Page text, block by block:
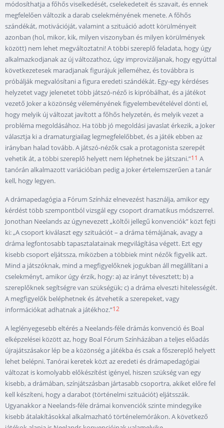
módosíthatja a főhős viselkedését, cselekedeteit és szavait, és ennek
megfelelően változik a darab cselekményének menete. A főhős
szándékát, motivációját, valamint a szituáció adott körülményeit
azonban (hol, mikor, kik, milyen viszonyban és milyen körülmények
között) nem lehet megváltoztatni! A többi szereplő feladata, hogy úgy
alkalmazkodjanak az új változathoz, úgy improvizáljanak, hogy egyúttal
következetesek maradjanak figurájuk jelleméhez, és továbbra is
próbálják megvalósítani a figura eredeti szándékát. Egy-egy kérdéses
helyzetet vagy jelenetet több játszó-néző is kipróbálhat, és a játékot
vezető Joker a közönség véleményének figyelembevételével dönti el,
hogy melyik új változat javított a főhős helyzetén, és melyik vezet a
probléma megoldásához. Ha több jó megoldási javaslat érkezik, a Joker
választja ki a dramaturgiailag legmegfelelőbbet, és a játék ebben az
irányban halad tovább. A játszó-nézők csak a protagonista szerepét
vehetik át, a többi szereplő helyett nem léphetnek be játszani.”11 A
tanórán alkalmazott variációban pedig a Joker értelemszerűen a tanár
kell, hogy legyen.
A drámapedagógia a Fórum Színház elnevezést használja, amikor egy
kérdést több szempontból vizsgál egy csoport dramatikus módszerrel.
Jonothan Neelands az úgynevezett „költői jellegű konvenciók” közt fejti
ki: „A csoport kiválaszt egy szituációt – a dráma témájának, avagy a
dráma legfontosabb tapasztalatainak megvilágítása végett. Ezt egy
kisebb csoport eljátssza, miközben a többiek mint nézők figyelik azt.
Mind a játszóknak, mind a megfigyelőknek jogukban áll megállítani a
cselekményt, amikor úgy érzik, hogy: a) az irányt tévesztett; b) a
szereplőknek segítségre van szükségük; c) a dráma elveszti hitelességét.
A megfigyelők beléphetnek és átvehetik a szerepeket, vagy
információkat adhatnak a játékhoz.”12
A leglényegesebb eltérés a Neelands-féle drámás konvenció és Boal
elképzelései között az, hogy Boal Fórum Színházában a teljes előadás
újrajátszásakor lép be a közönség a játékba és csak a főszereplő helyett
lehet belépni. Tanórai keretek közt az eredeti és drámapedagógiai
változat is komolyabb előkészítést igényel, hiszen szükség van egy
kisebb, a drámában, színjátszásban jártasabb csoportra, akiket előre fel
kell készíteni, hogy a darabot (történelmi szituációt) eljátsszák.
Ugyanakkor a Neelands-féle drámai konvenciók szinte mindegyike
kisebb átalakításokkal alkalmazható történelemórákon. A következő